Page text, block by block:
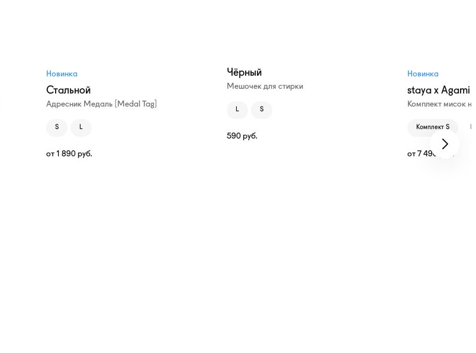
Новинка
Стальной
Адресник Медаль [Medal Tag]
S L
от 1 890 руб.
Чёрный
Мешочек для стирки
L S
590 руб.
Новинка
staya x Agami
Комплект мисок
Комплект S
от 7 490 руб.